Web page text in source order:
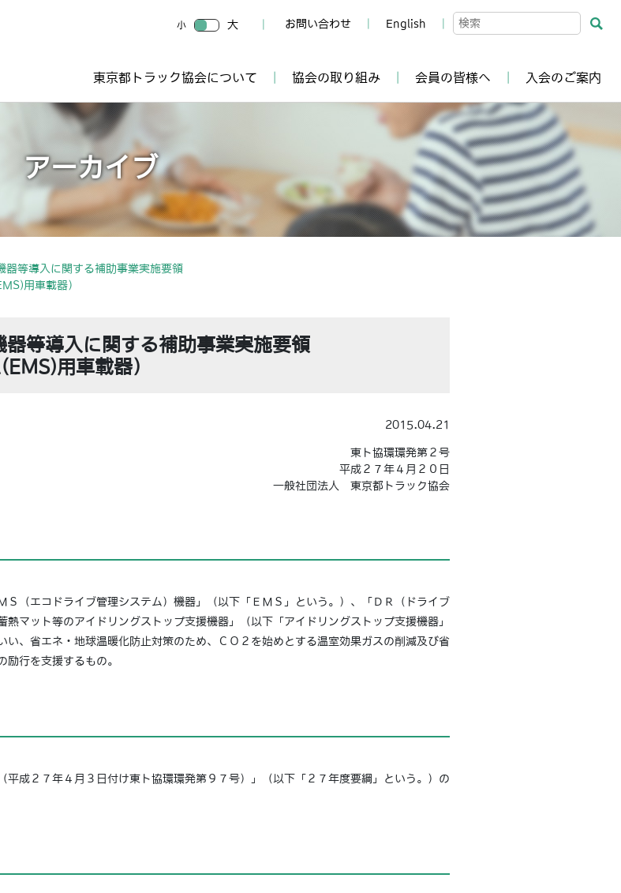
お問い合わせ English
小 大
東京都トラック協会について 協会の取り組み 会員の皆様へ 入会のご案内
アーカイブ
器等導入に関する補助事業実施要領
用車載器）
等導入に関する補助事業実施要領
用車載器）
2015.04.21
東ト協環環発第２号
平成２７年４月２０日
一般社団法人 東京都トラック協会
（エコドライブ管理システム）機器」（以下「ＥＭＳ」という。）、「ＤＲ（ドライブ
熱マット等のアイドリングストップ支援機器」（以下「アイドリングストップ支援機器」
い、省エネ・地球温暖化防止対策のため、ＣＯ２を始めとする温室効果ガスの削減及び省
励行を支援するもの。
成２７年４月３日付け東ト協環環発第９７号）」（以下「２７年度要綱」という。）の